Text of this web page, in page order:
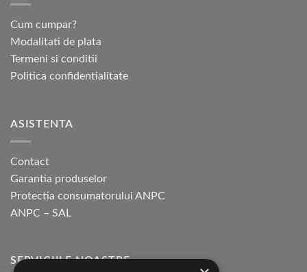
Opțiunile
pot
fi
în
Cum cumpar?
Modalitati de plata
Termeni si conditii
Politica confidentialitate
ASISTENTA
Contact
Garantia produselor
Protectia consumatorului ANPC
ANPC – SAL
SERVICIILE NOASTRE